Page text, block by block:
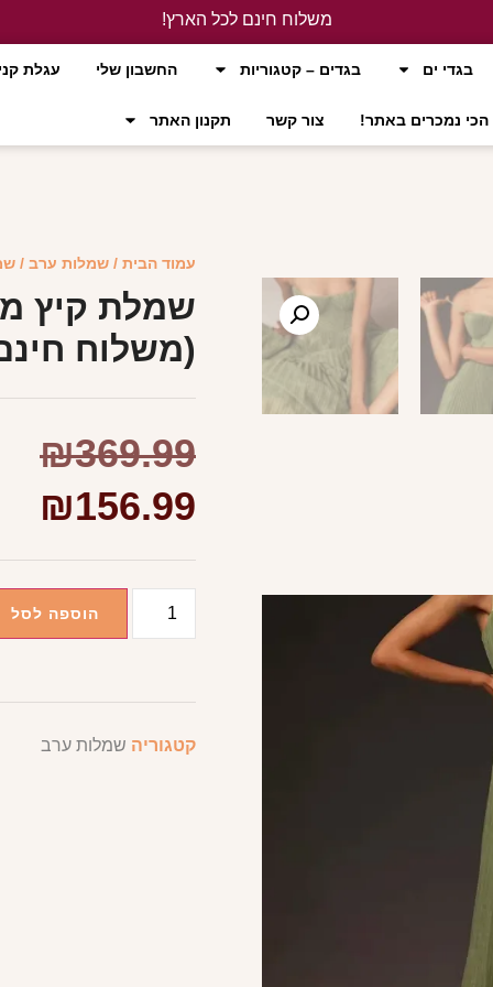
משלוח חינם לכל הארץ!
בגדי ים
בגדים – קטגוריות החשבון שלי עגלת
הכי נמכרים באתר! צור קשר תקנון האתר
עמוד הבית / שמלות ערב /
שמלת קיץ
(משלוח
₪369.99
₪156.99
הוספה לסל
קטגוריה שמלות ערב